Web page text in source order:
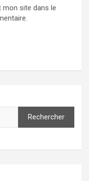
mon site dans le
Rechercher